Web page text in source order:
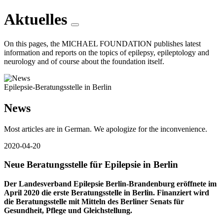
Aktuelles
On this pages, the MICHAEL FOUNDATION publishes latest
information and reports on the topics of epilepsy, epileptology and
neurology and of course about the foundation itself.
Epilepsie-Beratungsstelle in Berlin
News
Most articles are in German. We apologize for the inconvenience.
2020-04-20
Neue Beratungsstelle für Epilepsie in Berlin
Der Landesverband Epilepsie Berlin-Brandenburg eröffnete im
April 2020 die erste Beratungsstelle in Berlin. Finanziert wird
die Beratungsstelle mit Mitteln des Berliner Senats für
Gesundheit, Pflege und Gleichstellung.